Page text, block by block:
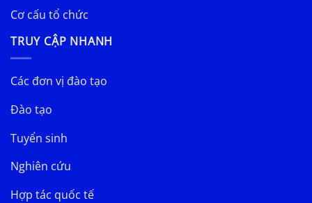
Cơ cấu tổ chức
TRUY CẬP NHANH
Các đơn vị đào tạo
Đào tạo
Tuyển sinh
Nghiên cứu
Hợp tác quốc tế